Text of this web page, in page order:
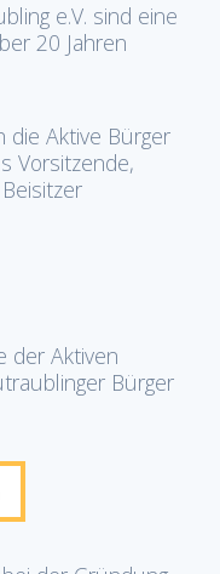
e.V. sind eine
20 Jahren
die Aktive Bürger
Vorsitzende,
der Aktiven
Bürger